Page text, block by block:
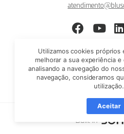
Built in
Utilizamos cookies próprios
melhorar a sua experiência
analisando a navegação do
navegação, consideramos
utilização.
Aceitar